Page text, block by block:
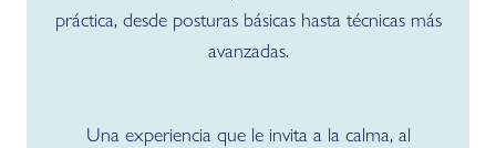
práctica, desde posturas básicas hasta técnicas más
avanzadas.
Una experiencia que le invita a la calma, al